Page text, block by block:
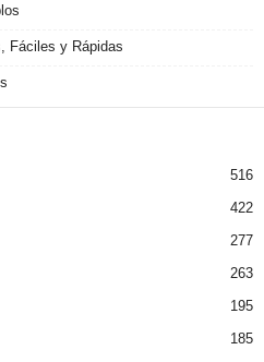
Fáciles y Rápidas
516
422
277
263
195
185